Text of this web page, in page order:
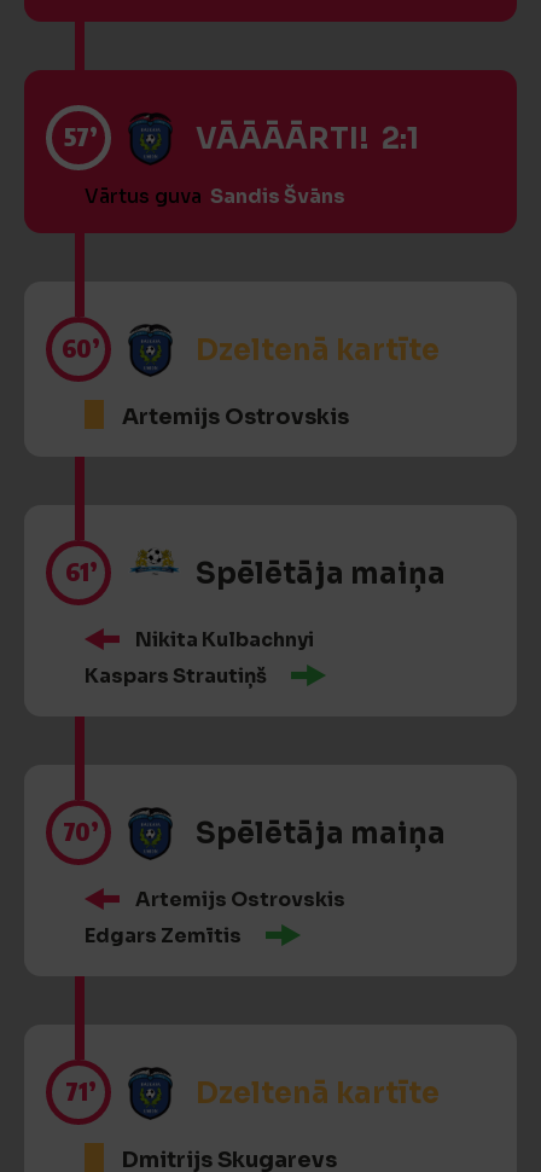
57’ VĀĀĀĀRTI! 2:1
Vārtus guva Sandis Švāns
60’ Dzeltenā kartīte
Artemijs Ostrovskis
61’ Spēlētāja maiņa
Nikita Kulbachnyi
Kaspars Strautiņš
70’ Spēlētāja maiņa
Artemijs Ostrovskis
Edgars Zemītis
71’ Dzeltenā kartīte
Dmitrijs Skugarevs